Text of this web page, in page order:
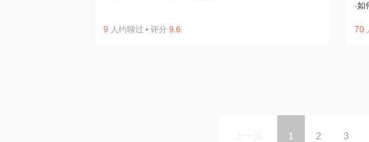
9 人约聊过 • 评分 9.6
·如
70
1 2 3